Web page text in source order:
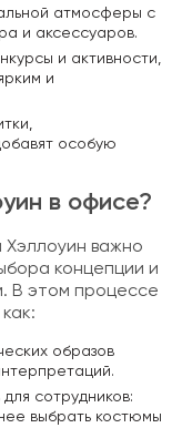
атмосферы с
и аксессуаров.
и активности,
и
особую
в офисе?
Хэллоуин важно
концепции и
В этом процессе
образов
сотрудников:
выбрать костюмы